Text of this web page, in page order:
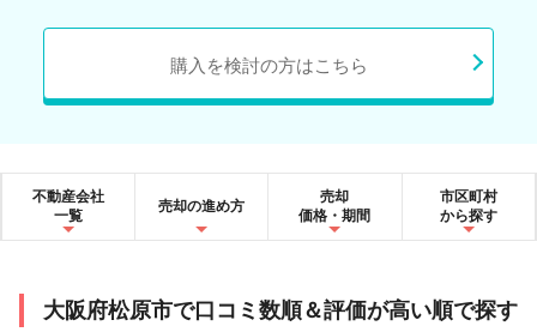
購入を検討の方はこちら
不動産会社
一覧
売却の進め方
売却
価格・期間
市区町村
から探す
大阪府松原市で口コミ数順＆評価が高い順で探す